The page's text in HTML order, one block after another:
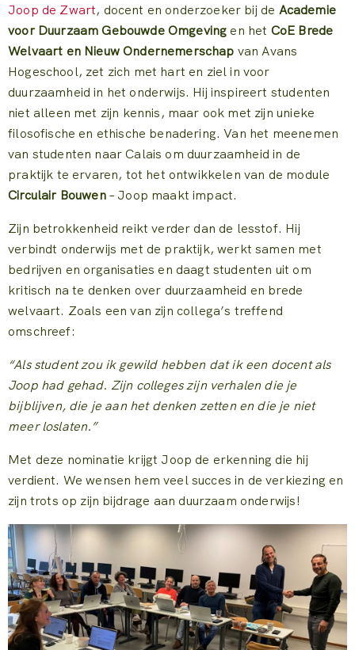
Joop de Zwart, docent en onderzoeker bij de Academie
voor Duurzaam Gebouwde Omgeving en het CoE Brede
Welvaart en Nieuw Ondernemerschap van Avans
Hogeschool, zet zich met hart en ziel in voor
duurzaamheid in het onderwijs. Hij inspireert studenten
niet alleen met zijn kennis, maar ook met zijn unieke
filosofische en ethische benadering. Van het meenemen
van studenten naar Calais om duurzaamheid in de
praktijk te ervaren, tot het ontwikkelen van de module
Circulair Bouwen– Joop maakt impact.
Zijn betrokkenheid reikt verder dan de lesstof. Hij
verbindt onderwijs met de praktijk, werkt samen met
bedrijven en organisaties en daagt studenten uit om
kritisch na te denken over duurzaamheid en brede
welvaart. Zoals een van zijn collega’s treffend
omschreef:
“Als student zou ik gewild hebben dat ik een docent als
Joop had gehad. Zijn colleges zijn verhalen die je
bijblijven, die je aan het denken zetten en die je niet
meer loslaten.”
Met deze nominatie krijgt Joop de erkenning die hij
verdient. We wensen hem veel succes in de verkiezing en
zijn trots op zijn bijdrage aan duurzaam onderwijs!